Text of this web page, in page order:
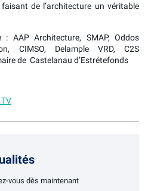
faisant de l’architecture un véritable
: AAP Architecture, SMAP, Oddos
CIMSO, Delample VRD,C2S
de Castelanau d’Estrétefonds
vous dès maintenant